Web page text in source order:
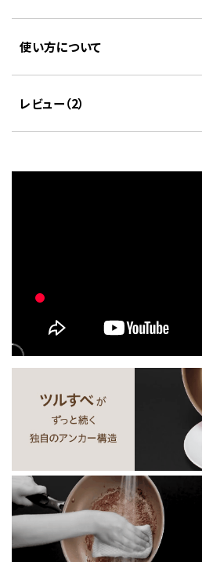
使い方について
レビュー（2）